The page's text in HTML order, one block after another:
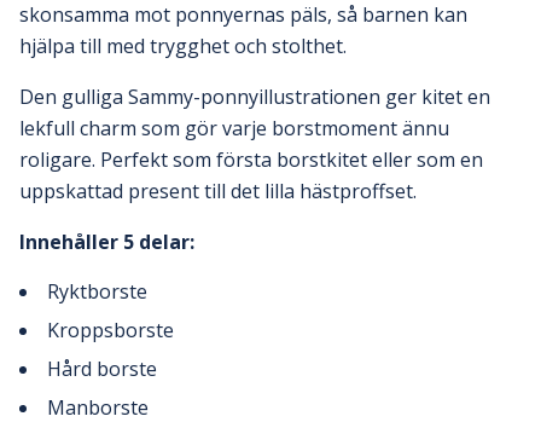
skonsamma mot ponnyernas päls, så barnen kan
hjälpa till med trygghet och stolthet.
Den gulliga Sammy-ponnyillustrationen ger kitet en
lekfull charm som gör varje borstmoment ännu
roligare. Perfekt som första borstkitet eller som en
uppskattad present till det lilla hästproffset.
Innehåller 5 delar:
Ryktborste
Kroppsborste
Hård borste
Manborste